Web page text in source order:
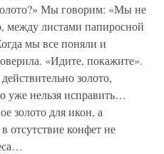
Мы говорим: «Мы не
между листами папиросной
мы все поняли и
«Идите, покажите».
золото,
уже нельзя исправить…
золото для икон, а
отсутствие конфет не